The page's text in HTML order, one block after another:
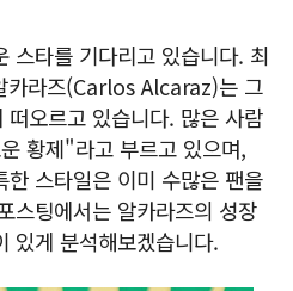
스타를 기다리고 있습니다. 최
카라즈(Carlos Alcaraz)는 그
오르고 있습니다. 많은 사람
황제"라고 부르고 있으며,
스타일은 이미 수많은 팬을
스팅에서는 알카라즈의 성장
있게 분석해보겠습니다.